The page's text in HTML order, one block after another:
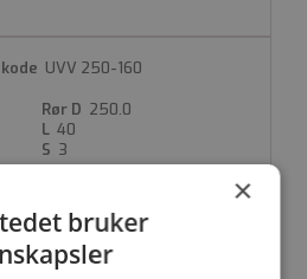
UVV 250-160
250.0
40
3
×
bruker